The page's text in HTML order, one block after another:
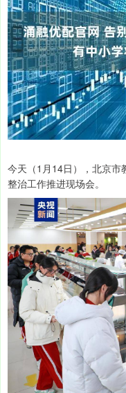
今天（1月14日），北京市
整治工作推进现场会。